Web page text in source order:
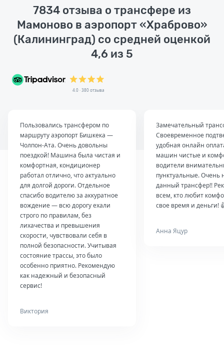
7834 отзыва о трансфере из
Мамоново в аэропорт «Храброво»
(Калининград) со средней оценкой
4,6 из 5
4.0 · 380 отзыва
Пользовались трансфером по
маршруту аэропорт Бишкека —
Чолпон-Ата. Очень довольны
поездкой! Машина была чистая и
комфортная, кондиционер
работал отлично, что актуально
для долгой дороги. Отдельное
спасибо водителю за аккуратное
вождение — всю дорогу ехали
строго по правилам, без
лихачества и превышения
скорости, чувствовали себя в
полной безопасности. Учитывая
состояние трассы, это было
особенно приятно. Рекомендую
как надежный и безопасный
сервис!
Виктория
Замечательный
Своевременное
удобная онлайн
машин чистые и
водители
пунктуальные. Очень
данный трансфер!!
всем, кто любит
свое время и деньги!
Анна Яцур